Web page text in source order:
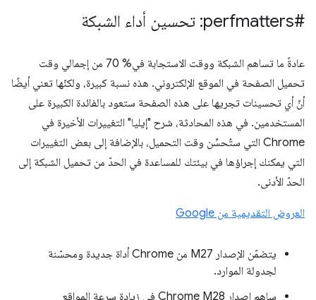
#perfmatters: تحسين أداء الشبكة
عادةً ما تساهم الشبكة ووقت الاستجابة في% 70 من إجمالي وقت
تحميل الصفحة في الموقع الإلكتروني. هذه نسبة كبيرة، ولكنّها تعني أيضًا
أنّ أي تحسينات تجريها على هذه الصفحة ستعود بالفائدة الكبيرة على
المستخدمين. في هذه المحادثة، شرح "إيليا" التغييرات الأخيرة في
Chrome التي ستُحسِّن وقت التحميل، بالإضافة إلى بعض التغييرات
التي يمكنك إجراؤها في بيئتك للمساعدة في الحدّ من تحميل الشبكة إلى
الحدّ الأدنى.
العروض التقديمية من Google
يتضمّن الإصدار M27 من Chrome أداة جديدة ومحسّنة
لجدولة الموارد.
ساهم إصدار Chrome M28 في زيادة سرعة المواقع